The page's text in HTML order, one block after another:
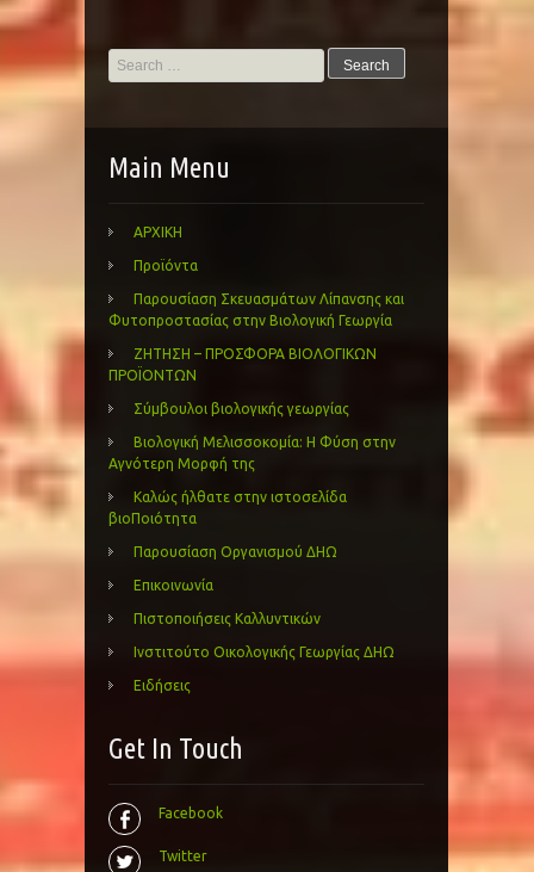
Search
for:
Main Menu
ΑΡΧΙΚΗ
Προϊόντα
Παρουσίαση Σκευασμάτων Λίπανσης και
Φυτοπροστασίας στην Βιολογική Γεωργία
ΖΗΤΗΣΗ – ΠΡΟΣΦΟΡΑ ΒΙΟΛΟΓΙΚΩΝ
ΠΡΟΪΟΝΤΩΝ
Σύμβουλοι βιολογικής γεωργίας
Βιολογική Μελισσοκομία: Η Φύση στην
Αγνότερη Μορφή της
Καλώς ήλθατε στην ιστοσελίδα
βιοΠοιότητα
Παρουσίαση Οργανισμού ΔΗΩ
Επικοινωνία
Πιστοποιήσεις Καλλυντικών
Ινστιτούτο Οικολογικής Γεωργίας ΔΗΩ
Ειδήσεις
Get In Touch
Facebook
Twitter